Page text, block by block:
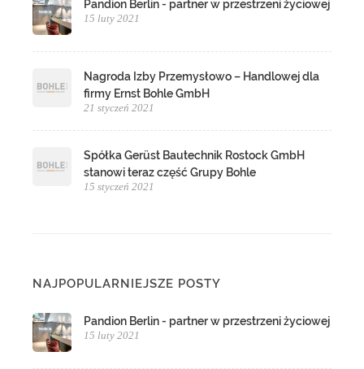
Pandion Berlin - partner w przestrzeni życiowej
15 luty 2021
Nagroda Izby Przemysłowo – Handlowej dla
firmy Ernst Bohle GmbH
21 styczeń 2021
Spółka Gerüst Bautechnik Rostock GmbH
stanowi teraz część Grupy Bohle
15 styczeń 2021
NAJPOPULARNIEJSZE POSTY
Pandion Berlin - partner w przestrzeni życiowej
15 luty 2021